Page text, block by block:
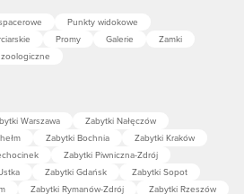
Punkty widokowe
Promy Galerie
Zamki
Warszawa
Zabytki Nałęczów
Zabytki Bochnia
Zabytki Kraków
Zabytki Piwniczna-Zdrój
Zabytki Gdańsk
Zabytki Sopot
Zabytki Rymanów-Zdrój Zabytki Rzeszów